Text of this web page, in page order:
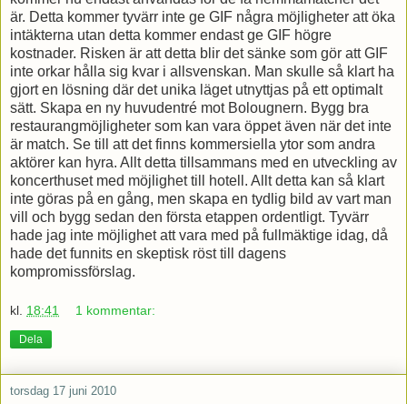
är. Detta kommer tyvärr inte ge GIF några möjligheter att öka
intäkterna utan detta kommer endast ge GIF högre
kostnader. Risken är att detta blir det sänke som gör att GIF
inte orkar hålla sig kvar i allsvenskan. Man skulle så klart ha
gjort en lösning där det unika läget utnyttjas på ett optimalt
sätt. Skapa en ny huvudentré mot Bolougnern. Bygg bra
restaurangmöjligheter som kan vara öppet även när det inte
är match. Se till att det finns kommersiella ytor som andra
aktörer kan hyra. Allt detta tillsammans med en utveckling av
koncerthuset med möjlighet till hotell. Allt detta kan så klart
inte göras på en gång, men skapa en tydlig bild av vart man
vill och bygg sedan den första etappen ordentligt. Tyvärr
hade jag inte möjlighet att vara med på fullmäktige idag, då
hade det funnits en skeptisk röst till dagens
kompromissförslag.
kl. 18:41 1 kommentar:
Dela
torsdag 17 juni 2010